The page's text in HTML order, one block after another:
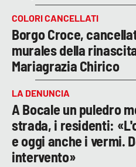
COLORI CANCELLATI
Borgo Croce,
murales della
Mariagrazia Chirico
LA DENUNCIA
A Bocale un puledro
strada, i residenti:
e oggi anche i vermi.
intervento»